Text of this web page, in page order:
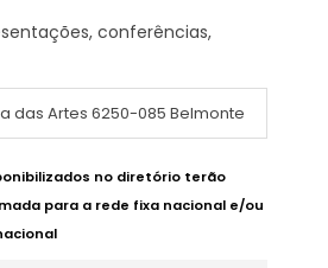
conferências,
das Artes 6250-085 Belmonte
no diretório terão
para a rede fixa nacional e/ou